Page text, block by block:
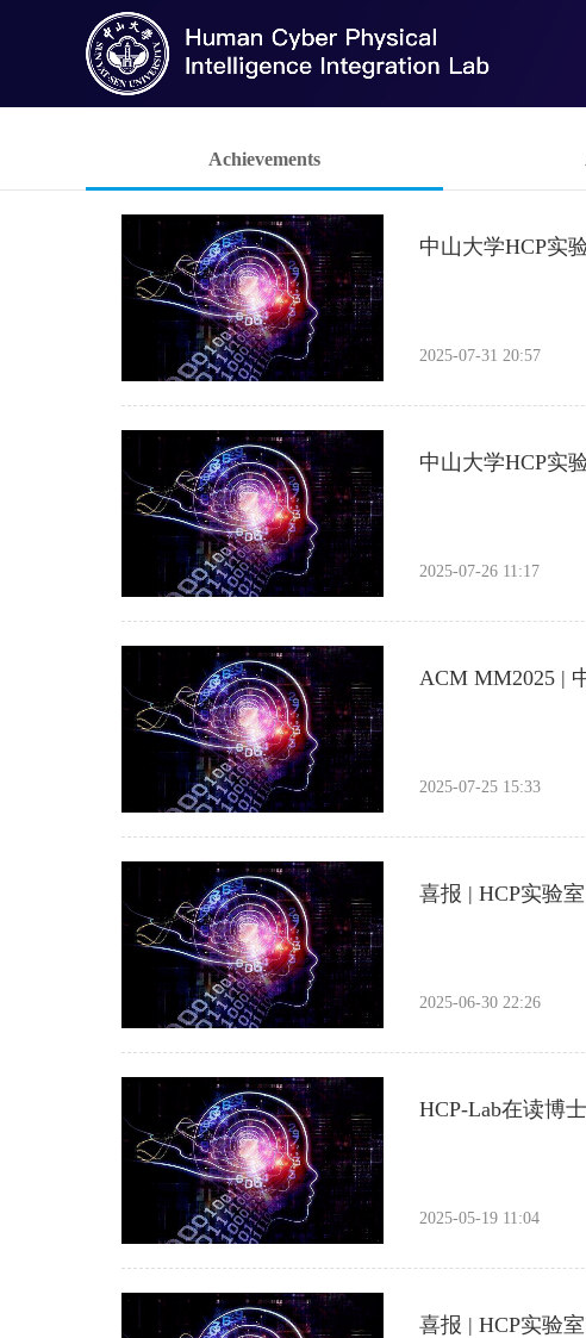
Achievements
中山大学HCP实
2025-07-31 20:57
中山大学HCP实
2025-07-26 11:17
ACM MM2025 |
2025-07-25 15:33
喜报 | HCP实验
2025-06-30 22:26
HCP-Lab在读博
2025-05-19 11:04
喜报 | HCP实验